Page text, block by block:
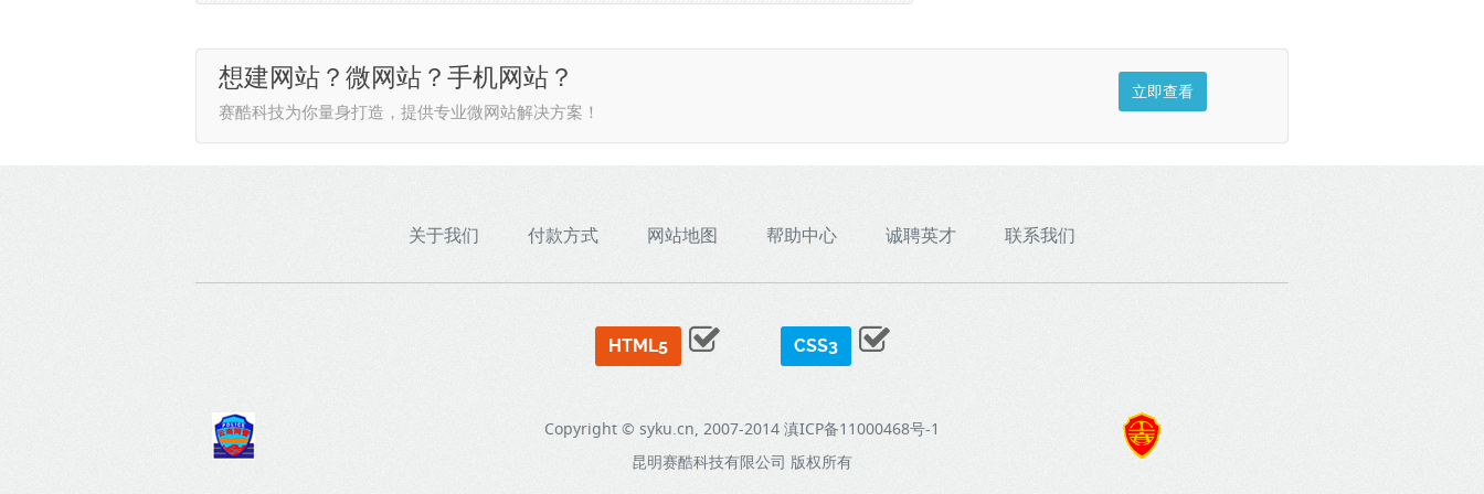
想建网站？微网站？手机网站？
赛酷科技为你量身打造，提供专业微网站解决方案！
立即查看
关于我们 付款方式 网站地图 帮助中心 诚聘英才 联系我们
HTML5 CSS3
Copyright © syku.cn, 2007-2014 滇ICP备11000468号-1
昆明赛酷科技有限公司 版权所有